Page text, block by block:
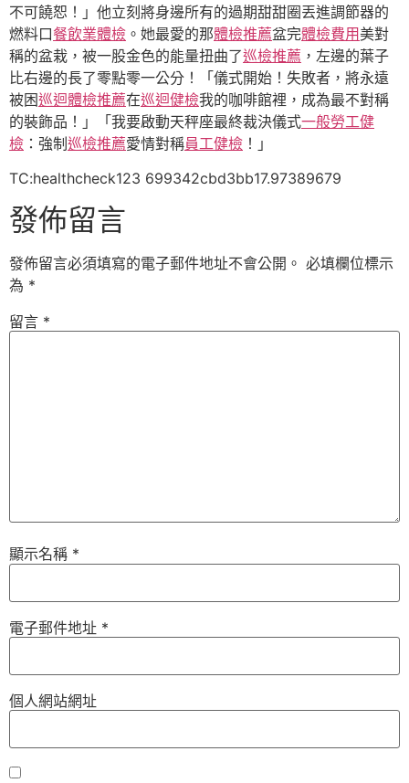
不可饒恕！」他立刻將身邊所有的過期甜甜圈丟進調節器的
燃料口餐飲業體檢 。她最愛的那體檢推薦盆完體檢費用 美對
稱的盆栽，被一股金色的能量扭曲了巡檢推薦 ，左邊的葉子
比右邊的長了零點零一公分！「儀式開始！失敗者，將永遠
被困巡迴體檢推薦在巡迴健檢我的咖啡館裡，成為最不對稱
的裝飾品！」「我要啟動天秤座最終裁決儀式一般勞工健
檢 ：強制 巡檢推薦愛情對稱員工健檢 ！」
TC:healthcheck123 699342cbd3bb17.97389679
發佈留言
發佈留言必須填寫的電子郵件地址不會公開。 必填欄位標示
為 *
留言 *
顯示名稱 *
電子郵件地址 *
個人網站網址